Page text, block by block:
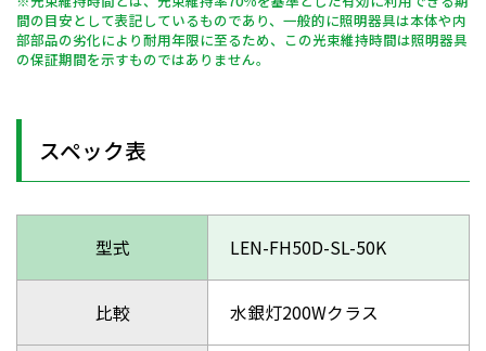
間の目安として表記しているものであり、一般的に照明器具は本体や内
部部品の劣化により耐用年限に至るため、この光束維持時間は照明器具
の保証期間を示すものではありません。
スペック表
型式 LEN-FH50D-SL-50K
比較 水銀灯200Wクラス